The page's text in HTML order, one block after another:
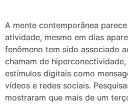
A mente contemporânea
atividade, mesmo em dias
fenômeno tem sido associado
chamam de
estímulos digitais como
vídeos e redes sociais.
mostraram que mais de um